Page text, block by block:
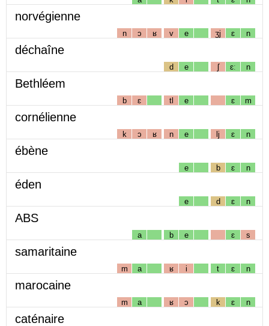
norvégienne
n ɔ ʁ v e ʒj ɛ n
déchaîne
d e ʃ ɛː n
Bethléem
b ɛ tl e ɛ m
cornélienne
k ɔ ʁ n e lj ɛ n
ébène
e b ɛ n
éden
e d ɛ n
ABS
a b e ɛ s
samaritaine
m a ʁ i t ɛ n
marocaine
m a ʁ ɔ k ɛ n
caténaire